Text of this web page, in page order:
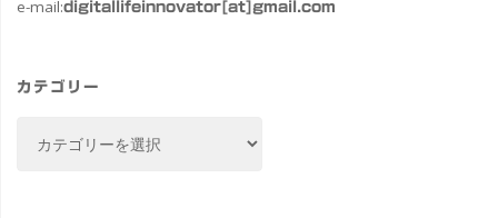
e-mail:digitallifeinnovator[at]gmail.com
カテゴリー